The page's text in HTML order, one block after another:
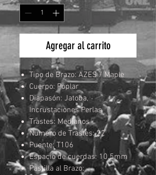
Agregar al carrito
Tipo de Brazo: AZES / Maple
Cuerpo: Poplar
Diapasón: Jatoba,
Incrustaciones Perlas
Trastes: Medianos
Numero de Trastes: 22
Puente: T106
Espacio de cuerdas: 10.5mm
Pastilla al Brazo: